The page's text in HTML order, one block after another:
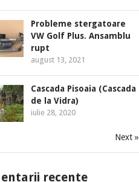
Probleme stergatoare
VW Golf Plus. Ansamblu
rupt
august 13, 2021
Cascada Pisoaia (Cascada
de la Vidra)
iulie 28, 2020
Next »
recente